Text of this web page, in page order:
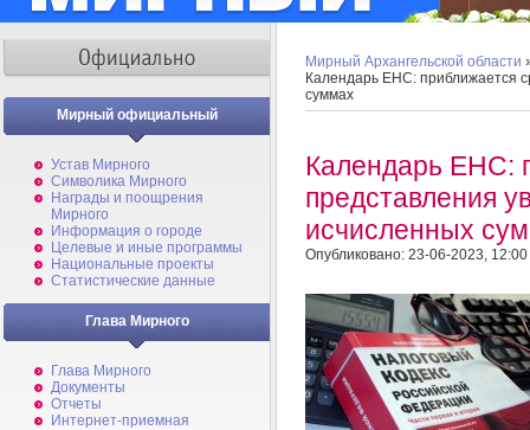
Мирный официальный
Устав Мирного
Символика Мирного
Награды и поощрения
Мирного
Информация о городе
Целевые и иные программы
Национальные проекты
Статистические данные
Глава Мирного
Глава Мирного
Документы
Отчеты
Интернет-приемная
Мирный Архангельской области
Календарь ЕНС: приближается
суммах
Календарь ЕНС:
представления
исчисленных
Опубликовано: 23-06-2023, 12:00